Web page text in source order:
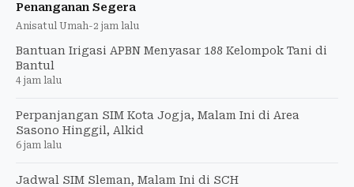
Penanganan Segera
Anisatul Umah-2 jam lalu
Bantuan Irigasi APBN Menyasar 188 Kelompok Tani di
Bantul
4 jam lalu
Perpanjangan SIM Kota Jogja, Malam Ini di Area
Sasono Hinggil, Alkid
6 jam lalu
Jadwal SIM Sleman, Malam Ini di SCH